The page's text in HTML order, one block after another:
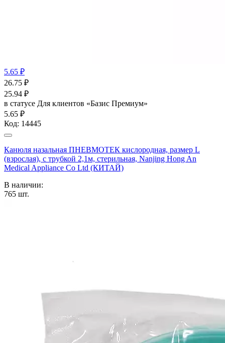
5.65 ₽
26.75 ₽
25.94 ₽
в статусе Для клиентов «Базис Премиум»
5.65 ₽
Код: 14445
Канюля назальная ПНЕВМОТЕК кислородная, размер L
(взрослая), с трубкой 2,1м, стерильная, Nanjing Hong An
Medical Appliance Co Ltd (КИТАЙ)
В наличии:
765 шт.